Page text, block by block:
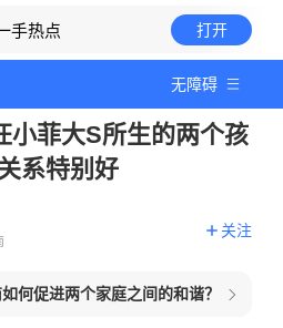
手热点 打开
无障碍
小菲大S所生的两个孩
系特别好
关注
何促进两个家庭之间的和谐？